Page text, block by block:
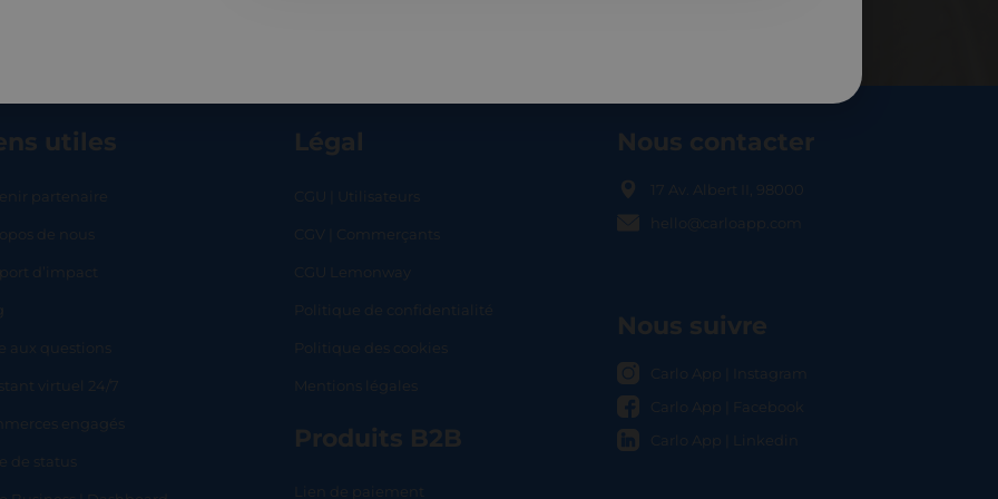
utiles
partenaire
de nous
d’impact
aux questions
virtuel 24/7
engagés
de status
Légal
CGU | Utilisateurs
CGV | Commerçants
CGU Lemonway
Politique de confidentialité
Politique des cookies
Mentions légales
Produits B2B
Lien de paiement
Nous contacter
17 Av. Albert II, 98000
hello@carloapp.com
Nous suivre
Carlo App | Instagram
Carlo App | Facebook
Carlo App | Linkedin
SHOPLOCAL